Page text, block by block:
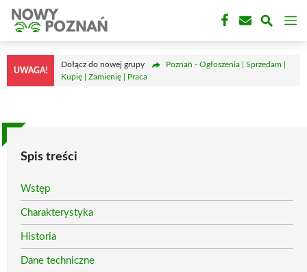
Przejdź
treści
UWAGA!
Dołącz do nowej grupy
Poznań - Ogłoszenia | Sprzedam |
Kupię | Zamienię | Praca
Spis treści
Wstęp
Charakterystyka
Historia
Dane techniczne